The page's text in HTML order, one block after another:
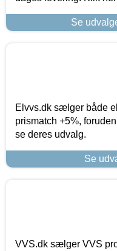
Se
Elvvs.dk sælger både
prismatch +5%,
se deres udvalg.
Se
VVS.dk sælger VVS